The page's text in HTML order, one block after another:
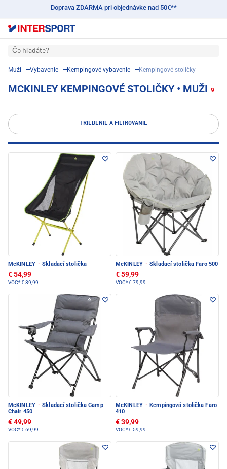
Doprava ZDARMA pri objednávke nad 50€**
Čo hľadáte?
Muži Vybavenie Kempingové vybavenie Kempingové stoličky
MCKINLEY KEMPINGOVÉ STOLIČKY • MUŽI 9
TRIEDENIE A FILTROVANIE
McKINLEY · Skladací stolička
€ 54,99
VOC*€ 89,99
McKINLEY · Skladací stolička Faro 500
€ 59,99
VOC*€ 79,99
McKINLEY · Skladací stolička Camp
Chair 450
€ 49,99
VOC*€ 69,99
McKINLEY · Kempingová stolička Faro
410
€ 39,99
VOC*€ 59,99